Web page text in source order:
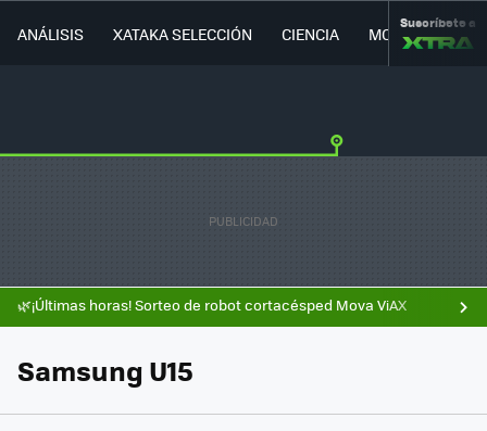
ANÁLISIS XATAKA SELECCIÓN CIENCIA MOVILIDAD
Suscríbete a
🌿¡Últimas horas! Sorteo de robot cortacésped Mova ViAX
Samsung U15